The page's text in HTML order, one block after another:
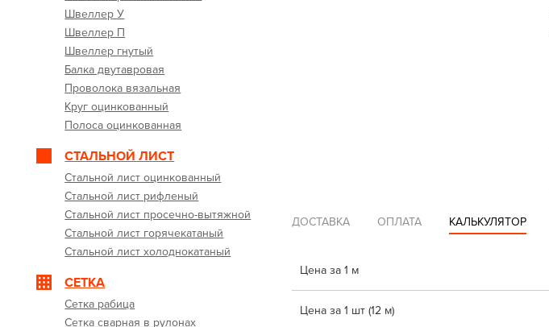
Швеллер У
Швеллер П
Швеллер гнутый
Балка двутавровая
Проволока вязальная
Круг оцинкованный
Полоса оцинкованная
СТАЛЬНОЙ ЛИСТ
Стальной лист оцинкованный
Стальной лист рифленый
Стальной лист просечно-вытяжной
Стальной лист горячекатаный
Стальной лист холоднокатаный
СЕТКА
Сетка рабица
Сетка сварная в рулонах
ДОСТАВКА ОПЛАТА КАЛЬКУЛЯТОР
Цена за 1 м
Цена за 1 шт (12 м)